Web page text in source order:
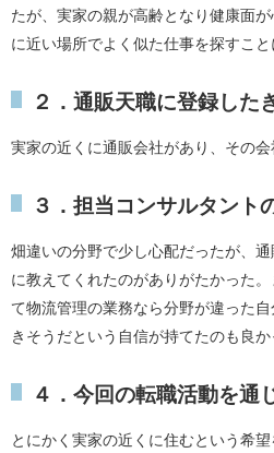
たが、実家の親が高齢となり健康面
に近い場所でよく似た仕事を探すこと
２．通販天職に登録した
実家の近くに通販会社があり、その会
３．担当コンサルタント
畑違いの分野で少し心配だったが、
に教えてくれたのがありがたかった
て物流管理の業務なら分野が違った
きそうだという自信が持てたのも良か
４．今回の転職活動を通
とにかく実家の近くに住むという希